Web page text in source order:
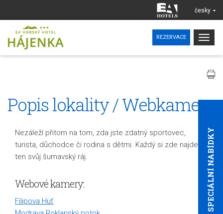
česky
REZERVACE
SPECIÁLNÍ NABÍDKY
Popis lokality / Webkamery
Nezáleží přitom na tom, zda jste zdatný sportovec,
turista, důchodce či rodina s dětmi. Každý si zde najde
ten svůj šumavský ráj.
Webové kamery:
Filipova Huť